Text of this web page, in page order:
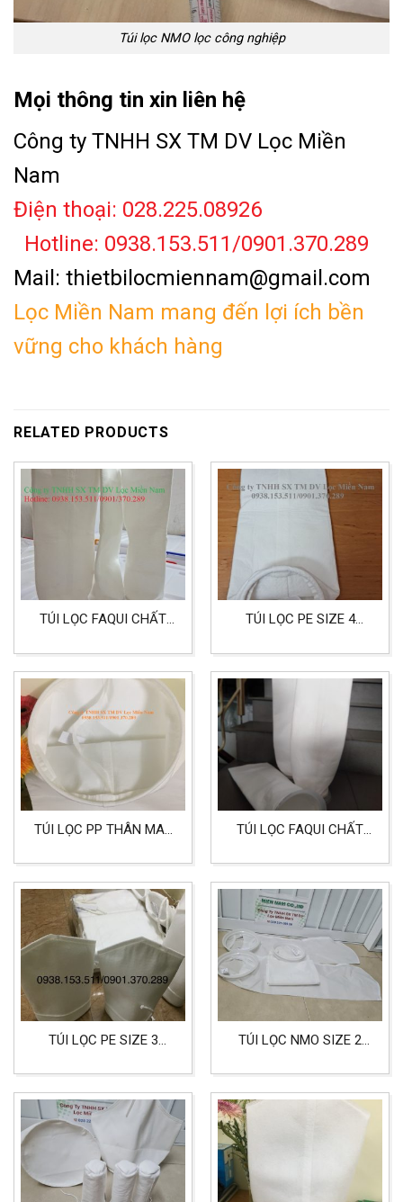
Túi lọc NMO lọc công nghiệp
Mọi thông tin xin liên hệ
Công ty TNHH SX TM DV Lọc Miền
Nam
Điện thoại: 028.225.08926
Hotline: 0938.153.511/0901.370.289
Mail: thietbilocmiennam@gmail.com
Lọc Miền Nam mang đến lợi ích bền
vững cho khách hàng
RELATED PRODUCTS
TÚI LỌC FAQUI CHẤT
SIZE 4
TÚI LỌC PE SIZE 4
LỌC NƯỚC, THỰC PHẨM
VÀ HÓA CHẤT
TÚI LỌC PP THÂN MAY
MAY THEO YÊU CẦU
TÚI LỌC FAQUI CHẤT
TÚI LỌC PE SIZE 3
TÚI LỌC NMO SIZE 2
MESH